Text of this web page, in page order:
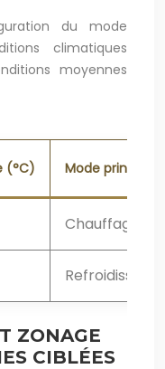
du mode
climatiques
moyennes
(°C) Mode principal
Chauffage
ZONAGE
CIBLÉES